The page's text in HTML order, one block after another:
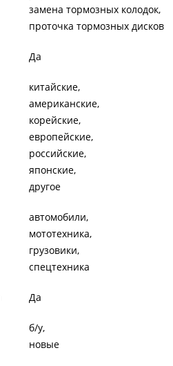
замена тормозных колодок
проточка тормозных дисков
Да
китайские
американские
корейские
европейские
российские
японские
другое
автомобили
мототехника
грузовики
спецтехника
Да
б/у
новые